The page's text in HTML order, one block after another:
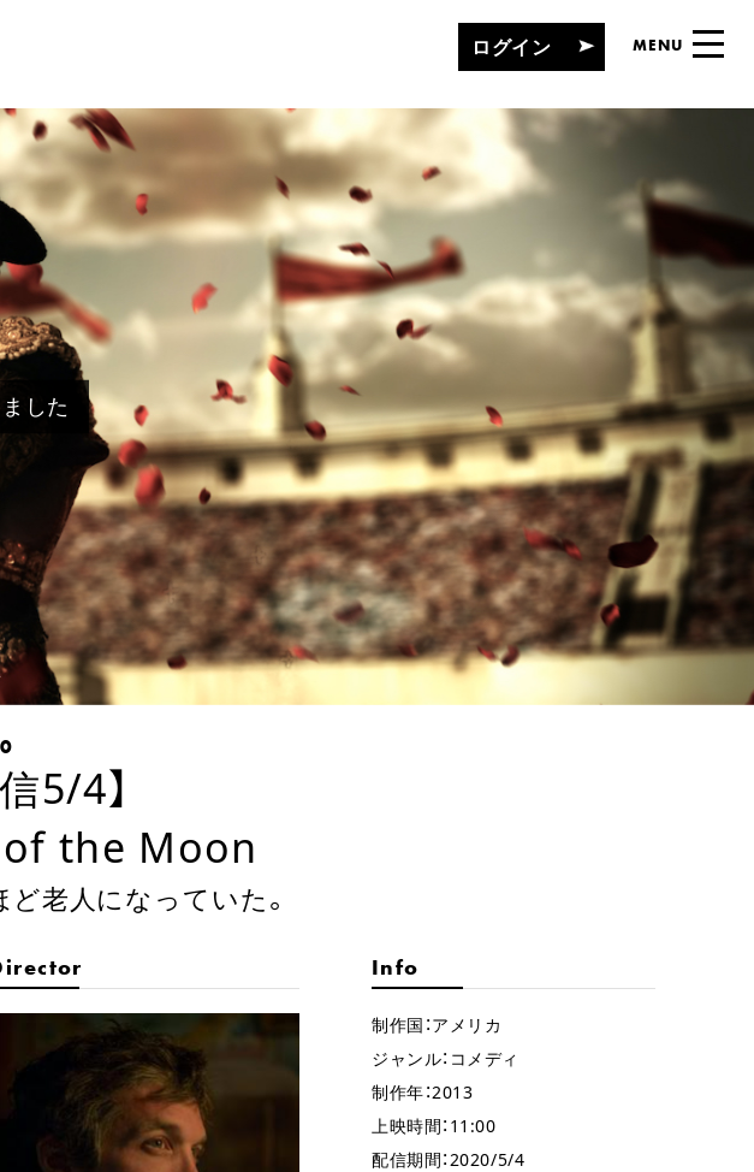
ログイン MENU
した
5/4】
of the Moon
老人になっていた。
Info
制作国：アメリカ
ジャンル：コメディ
制作年：2013
上映時間：11:00
配信期間：2020/5/4